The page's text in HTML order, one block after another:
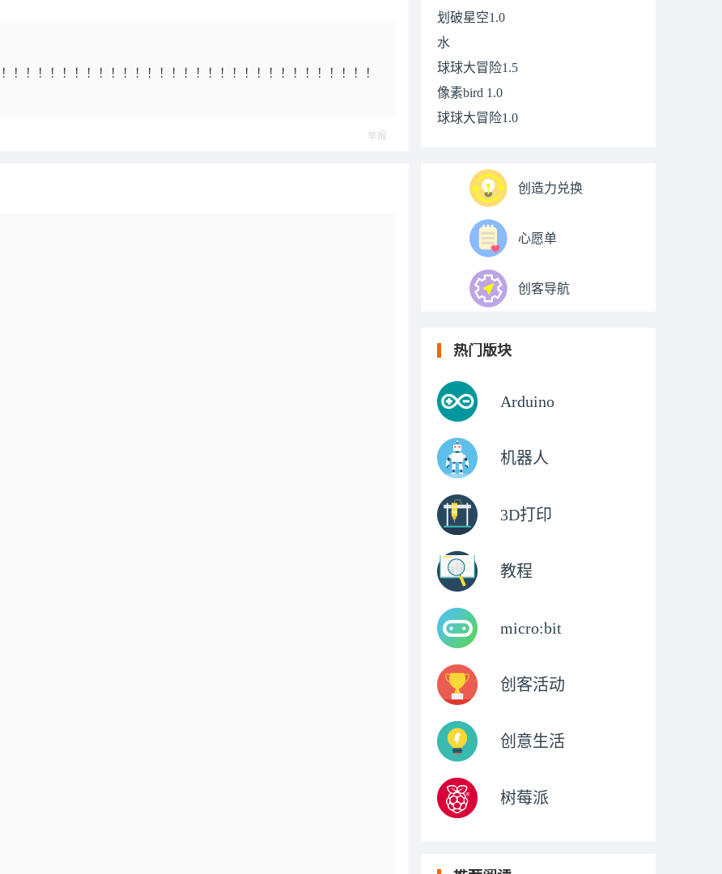
！！！！！！！！！！！！！！！！！！！！！！！！！！！！！！
举报
划破星空1.0
水
球球大冒险1.5
像素bird 1.0
球球大冒险1.0
创造力兑换
心愿单
创客导航
热门版块
Arduino
机器人
3D打印
教程
micro:bit
创客活动
创意生活
树莓派